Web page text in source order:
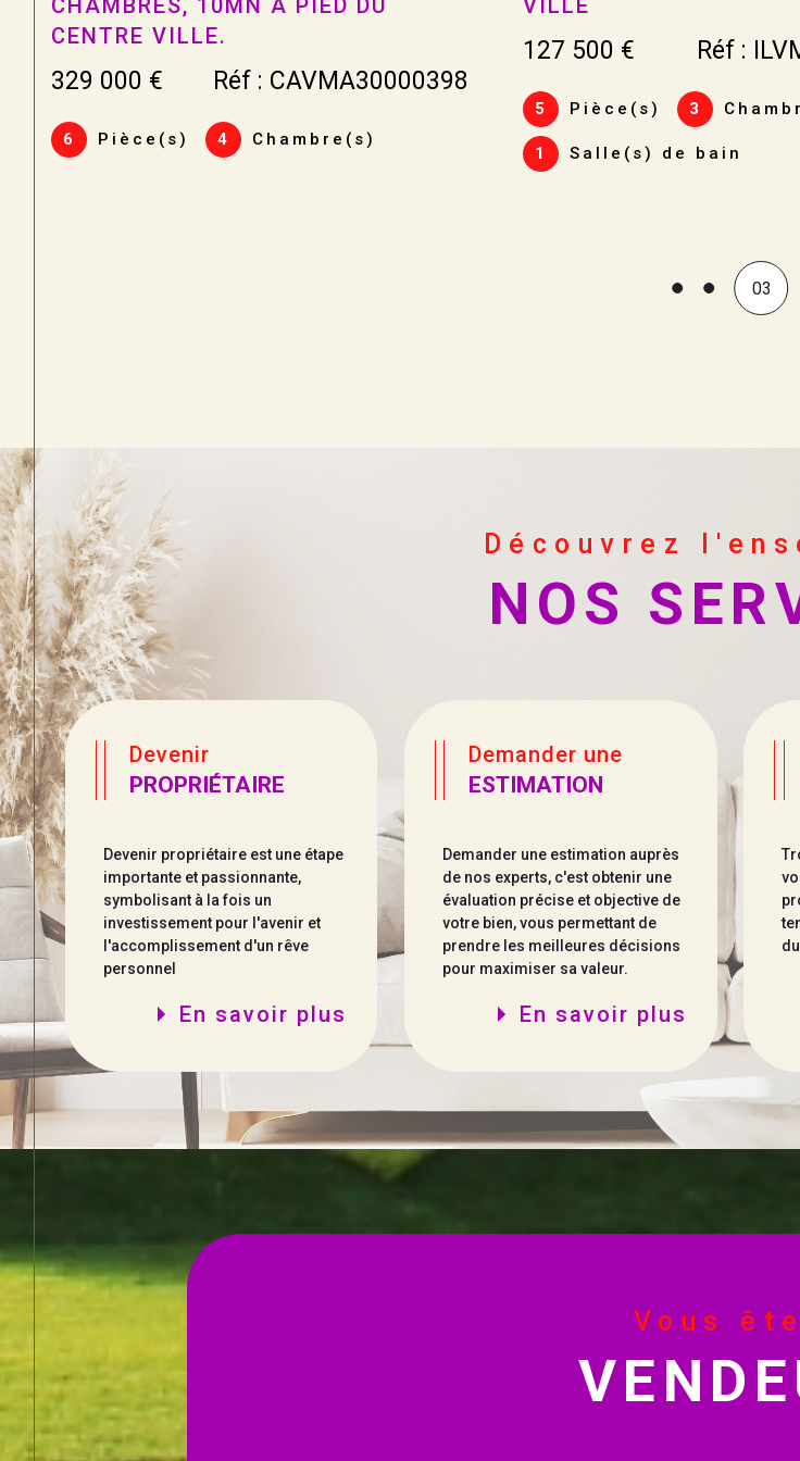
un avis de valeur argumenté basé sur :
La localisation précise :
Proximité des commerces, des écoles et
L'état général :Prestations, travaux à prévoir et performances
La réalité du marché : Comparaison avec les biens vendus
récemment dans le secteur.
révisions de loyers.
Réactivité totale pour l'entretien et la valorisation
de votre patrimoine.
Concrétisez votre projet avec
IMMO360
Vous souhaitez vendre, réaliser une estimation ou déléguer la gestion
📍 Nous trouver : 5 place du Marché, 41100 Vendôme
📞 Nous appeler :09 72 55 92 70
FAMILIALE TOUT CONFORT ...
262 500 €
DÉCOUVRIR CETTE
375 000 €
8 Pièce(s) 5
01
Découvrez
NOS
Devenir
PROPRIÉTAIRE
Devenir propriétaire est une étape
importante et passionnante,
symbolisant à la fois un
investissement pour l'avenir et
l'accomplissement d'un rêve
personnel
En savoir plus
Demander une
ESTIMATION
Demander une estimation auprès
de nos experts, c'est obtenir une
évaluation précise et objective de
votre bien, vous permettant de
prendre les meilleures décisions
pour maximiser sa valeur.
En savoir plus
Vous